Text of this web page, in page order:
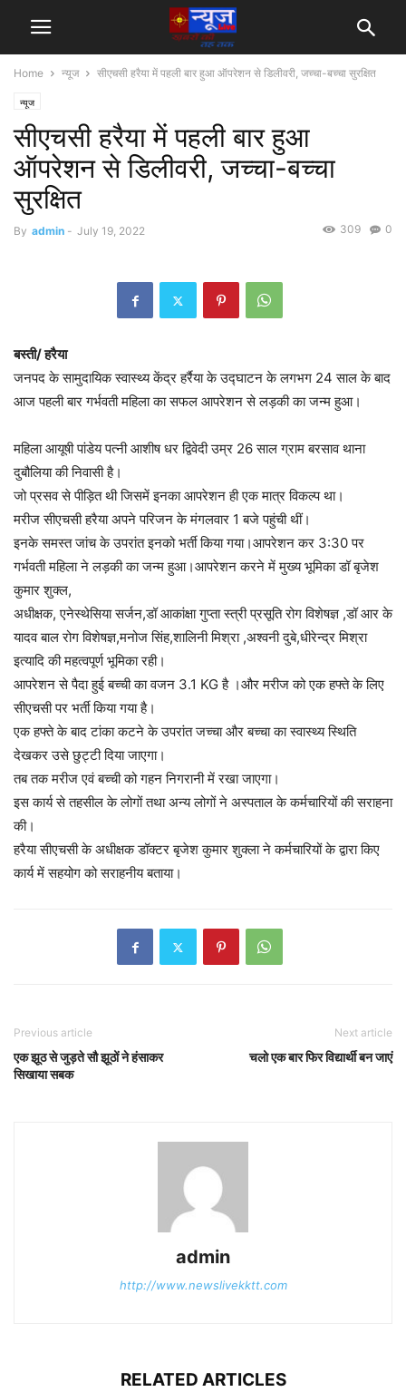
Home न्यूज सीएचसी हरैया में पहली बार हुआ ऑपरेशन से डिलीवरी, जच्चा-बच्चा सुरक्षित
न्यूज
सीएचसी हरैया में पहली बार हुआ
ऑपरेशन से डिलीवरी, जच्चा-बच्चा
सुरक्षित
By admin - July 19, 2022 0
309
बस्ती/ हरैया
जनपद के सामुदायिक स्वास्थ्य केंद्र हर्रैया के उद्घाटन के लगभग 24 साल के बाद
आज पहली बार गर्भवती महिला का सफल आपरेशन से लड़की का जन्म हुआ।
महिला आयूषी पांडेय पत्नी आशीष धर द्विवेदी उम्र 26 साल ग्राम बरसाव थाना
दुबौलिया की निवासी है।
जो प्रसव से पीड़ित थी जिसमें इनका आपरेशन ही एक मात्र विकल्प था।
मरीज सीएचसी हरैया अपने परिजन के मंगलवार 1 बजे पहुंची थीं।
इनके समस्त जांच के उपरांत इनको भर्ती किया गया।आपरेशन कर 3:30 पर
गर्भवती महिला ने लड़की का जन्म हुआ।आपरेशन करने में मुख्य भूमिका डॉ बृजेश
कुमार शुक्ल,
अधीक्षक, एनेस्थेसिया सर्जन,डॉ आकांक्षा गुप्ता स्त्री प्रसूति रोग विशेषज्ञ ,डॉ आर के
यादव बाल रोग विशेषज्ञ,मनोज सिंह,शालिनी मिश्रा ,अश्वनी दुबे,धीरेन्द्र मिश्रा
इत्यादि की महत्वपूर्ण भूमिका रही।
आपरेशन से पैदा हुई बच्ची का वजन 3.1 KG है ।और मरीज को एक हफ्ते के लिए
सीएचसी पर भर्ती किया गया है।
एक हफ्ते के बाद टांका कटने के उपरांत जच्चा और बच्चा का स्वास्थ्य स्थिति
देखकर उसे छुट्टी दिया जाएगा।
तब तक मरीज एवं बच्ची को गहन निगरानी में रखा जाएगा।
इस कार्य से तहसील के लोगों तथा अन्य लोगों ने अस्पताल के कर्मचारियों की सराहना
की।
हरैया सीएचसी के अधीक्षक डॉक्टर बृजेश कुमार शुक्ला ने कर्मचारियों के द्वारा किए
कार्य में सहयोग को सराहनीय बताया।
Previous article
एक झूठ से जुड़ते सौ झूठों ने हंसाकर
सिखाया सबक
Next article
चलो एक बार फिर विद्यार्थी बन जाएं
admin
http://www.newslivekktt.com
RELATED ARTICLES